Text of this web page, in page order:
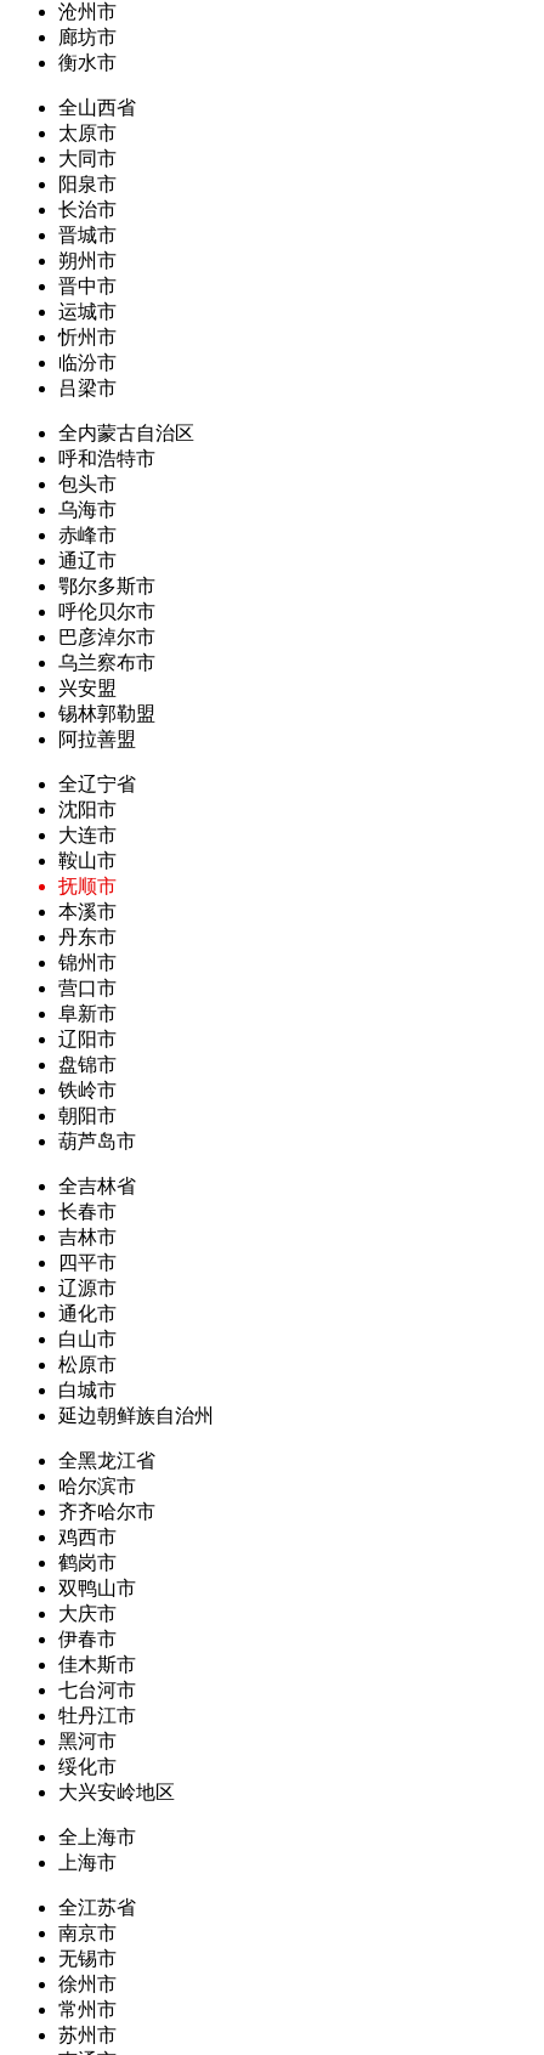
沧州市
廊坊市
衡水市
全山西省
太原市
大同市
阳泉市
长治市
晋城市
朔州市
晋中市
运城市
忻州市
临汾市
吕梁市
全内蒙古自治区
呼和浩特市
包头市
乌海市
赤峰市
通辽市
鄂尔多斯市
呼伦贝尔市
巴彦淖尔市
乌兰察布市
兴安盟
锡林郭勒盟
阿拉善盟
全辽宁省
沈阳市
大连市
鞍山市
抚顺市
本溪市
丹东市
锦州市
营口市
阜新市
辽阳市
盘锦市
铁岭市
朝阳市
葫芦岛市
全吉林省
长春市
吉林市
四平市
辽源市
通化市
白山市
松原市
白城市
延边朝鲜族自治州
全黑龙江省
哈尔滨市
齐齐哈尔市
鸡西市
鹤岗市
双鸭山市
大庆市
伊春市
佳木斯市
七台河市
牡丹江市
黑河市
绥化市
大兴安岭地区
全上海市
上海市
全江苏省
南京市
无锡市
徐州市
常州市
苏州市